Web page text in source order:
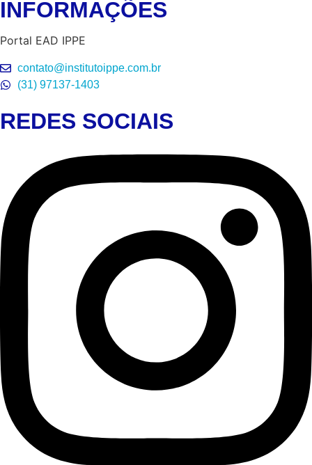
INFORMAÇÕES
Portal EAD IPPE
contato@institutoippe.com.br
(31) 97137-1403
REDES SOCIAIS